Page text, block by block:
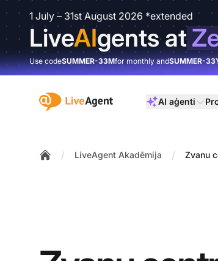
1 July – 31st August 2026 *extended
LiveAIgents at
Use codeSUMMER-33Mfor monthly andSUMMER-
:site.title AI aģenti
/ LiveAgent Akadēmija / Zvanu